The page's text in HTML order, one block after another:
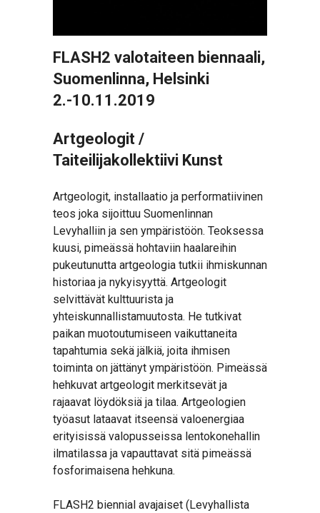
FLASH2 valotaiteen biennaali,
Suomenlinna, Helsinki
2.-10.11.2019
Artgeologit /
Taiteilijakollektiivi Kunst
Artgeologit, installaatio ja performatiivinen
teos joka sijoittuu Suomenlinnan
Levyhalliin ja sen ympäristöön. Teoksessa
kuusi, pimeässä hohtaviin haalareihin
pukeutunutta artgeologia tutkii ihmiskunnan
historiaa ja nykyisyyttä. Artgeologit
selvittävät kulttuurista ja
yhteiskunnallistamuutosta. He tutkivat
paikan muotoutumiseen vaikuttaneita
tapahtumia sekä jälkiä, joita ihmisen
toiminta on jättänyt ympäristöön. Pimeässä
hehkuvat artgeologit merkitsevät ja
rajaavat löydöksiä ja tilaa. Artgeologien
työasut lataavat itseensä valoenergiaa
erityisissä valopusseissa lentokonehallin
ilmatilassa ja vapauttavat sitä pimeässä
fosforimaisena hehkuna.
FLASH2 biennial avajaiset (Levyhallista